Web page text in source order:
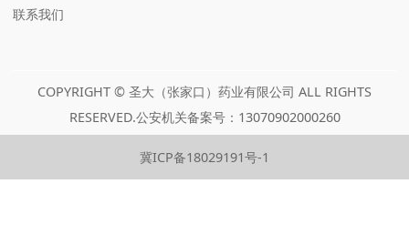
联系我们
COPYRIGHT © 圣大（张家口）药业有限公司 ALL RIGHTS
RESERVED.公安机关备案号：13070902000260
冀ICP备18029191号-1